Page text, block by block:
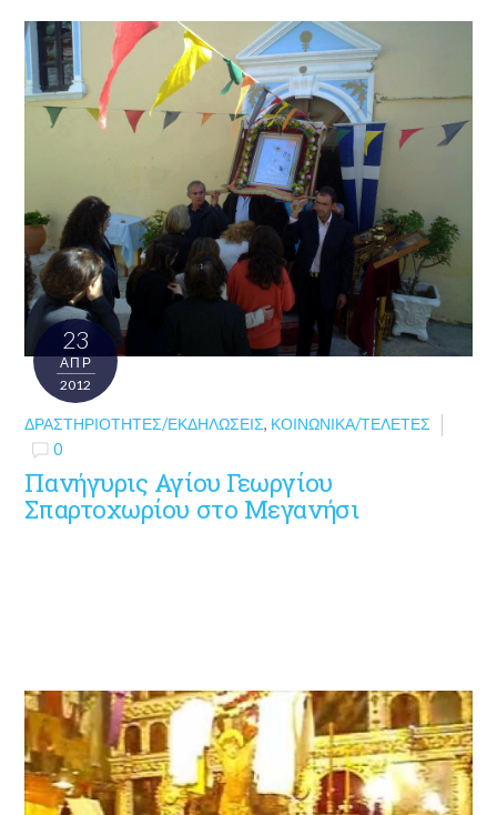
23
ΑΠΡ
2012
ΔΡΑΣΤΗΡΙΌΤΗΤΕΣ/ΕΚΔΗΛΏΣΕΙΣ, ΚΟΙΝΩΝΙΚΆ/ΤΕΛΕΤΈΣ
0
Πανήγυρις Αγίου Γεωργίου
Σπαρτοχωρίου στο Μεγανήσι